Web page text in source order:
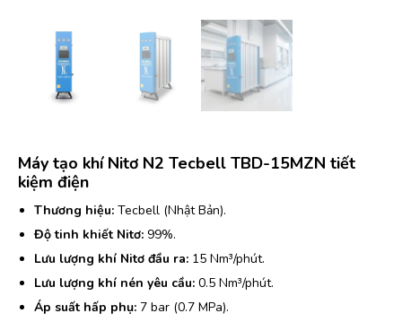
Máy tạo khí Nitơ N2 Tecbell TBD-15MZN tiết
kiệm điện
Thương hiệu: Tecbell (Nhật Bản).
Độ tinh khiết Nitơ: 99%.
Lưu lượng khí Nitơ đầu ra: 15 Nm³/phút.
Lưu lượng khí nén yêu cầu: 0.5 Nm³/phút.
Áp suất hấp phụ: 7 bar (0.7 MPa).